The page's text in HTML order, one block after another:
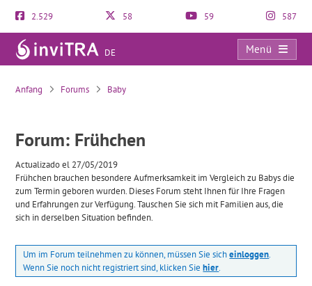
2.529 58 59 587
DE
Menü
Frühchen
Anfang Forums Baby
Forum: Frühchen
Actualizado el 27/05/2019
Frühchen brauchen besondere Aufmerksamkeit im Vergleich zu Babys die
zum Termin geboren wurden. Dieses Forum steht Ihnen für Ihre Fragen
und Erfahrungen zur Verfügung. Tauschen Sie sich mit Familien aus, die
sich in derselben Situation befinden.
Um im Forum teilnehmen zu können, müssen Sie sicheinloggen.
Wenn Sie noch nicht registriert sind, klicken Siehier.